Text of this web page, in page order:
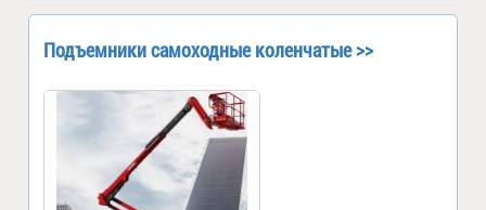
Подъемники самоходные коленчатые >>